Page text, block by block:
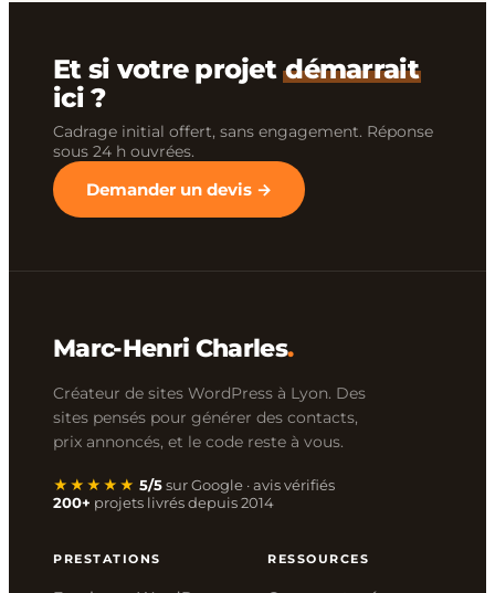
Et si votre projetdémarrait
ici ?
Cadrage initial offert, sans engagement. Réponse
sous 24 h ouvrées.
Demander un devis →
Marc-Henri Charles.
Créateur de sites WordPress à Lyon. Des
sites pensés pour générer des contacts,
prix annoncés, et le code reste à vous.
★★★★★ 5/5sur Google · avis vérifiés
200+ projets livrés depuis 2014
PRESTATIONS RESSOURCES